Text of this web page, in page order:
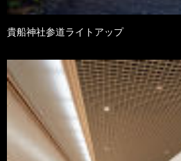
貴船神社参道ライトアップ